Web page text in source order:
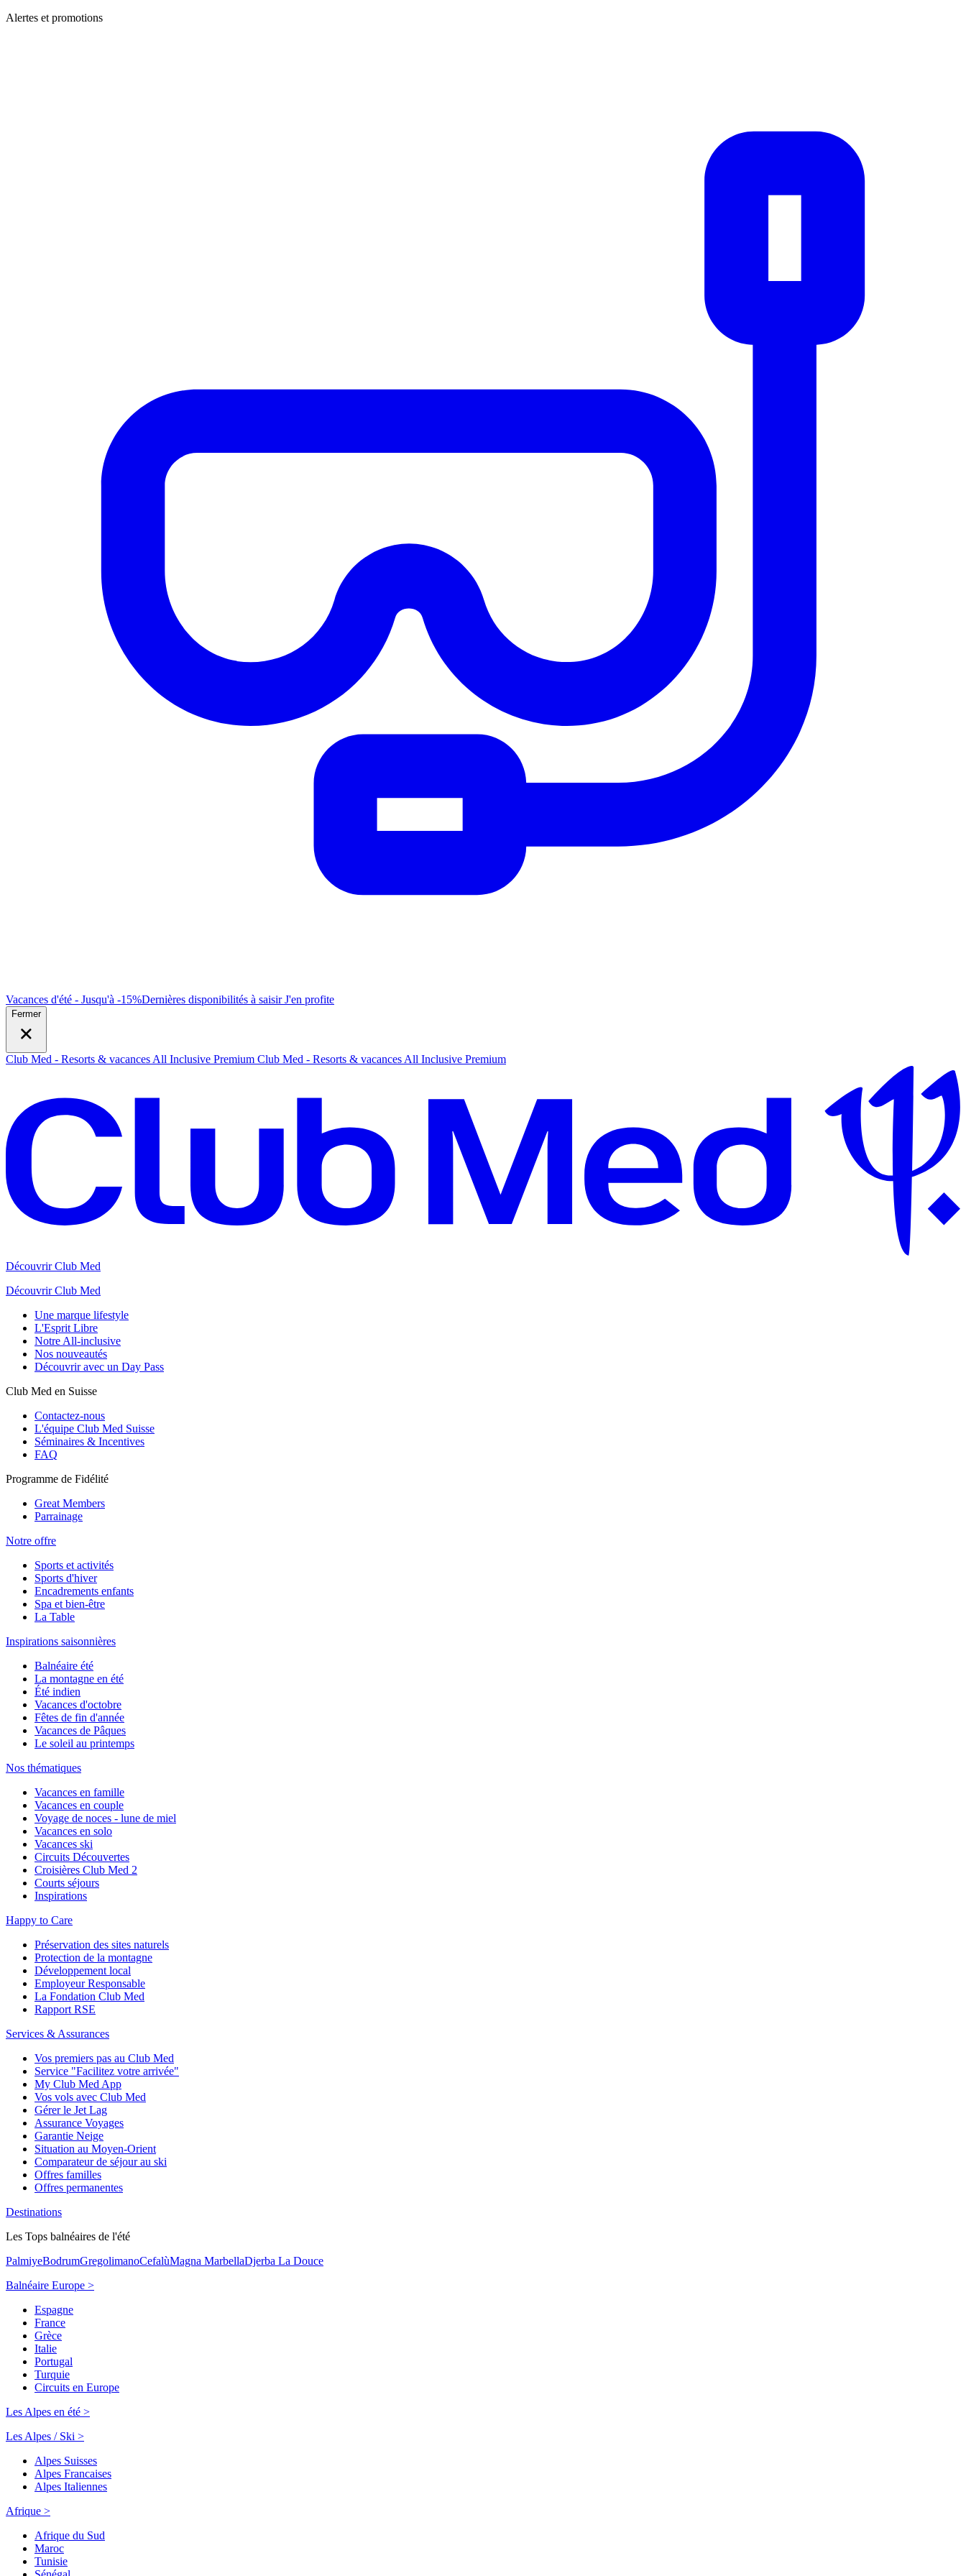
Alertes et promotions
Vacances d'été - Jusqu'à -15%Dernières disponibilités à saisirJ'en profite
Fermer
Club Med - Resorts & vacances All Inclusive Premium Club Med - Resorts & vacances All Inclusive Premium
Découvrir Club Med
Découvrir Club Med
Une marque lifestyle
L'Esprit Libre
Notre All-inclusive
Nos nouveautés
Découvrir avec un Day Pass
Club Med en Suisse
Contactez-nous
L'équipe Club Med Suisse
Séminaires & Incentives
FAQ
Programme de Fidélité
Great Members
Parrainage
Notre offre
Sports et activités
Sports d'hiver
Encadrements enfants
Spa et bien-être
La Table
Inspirations saisonnières
Balnéaire été
La montagne en été
Été indien
Vacances d'octobre
Fêtes de fin d'année
Vacances de Pâques
Le soleil au printemps
Nos thématiques
Vacances en famille
Vacances en couple
Voyage de noces - lune de miel
Vacances en solo
Vacances ski
Circuits Découvertes
Croisières Club Med 2
Courts séjours
Inspirations
Happy to Care
Préservation des sites naturels
Protection de la montagne
Développement local
Employeur Responsable
La Fondation Club Med
Rapport RSE
Services & Assurances
Vos premiers pas au Club Med
Service "Facilitez votre arrivée"
My Club Med App
Vos vols avec Club Med
Gérer le Jet Lag
Assurance Voyages
Garantie Neige
Situation au Moyen-Orient
Comparateur de séjour au ski
Offres familles
Offres permanentes
Destinations
Les Tops balnéaires de l'été
PalmiyeBodrumGregolimanoCefalùMagna MarbellaDjerba La Douce
Balnéaire Europe >
Espagne
France
Grèce
Italie
Portugal
Turquie
Circuits en Europe
Les Alpes en été >
Les Alpes / Ski >
Alpes Suisses
Alpes Francaises
Alpes Italiennes
Afrique >
Afrique du Sud
Maroc
Tunisie